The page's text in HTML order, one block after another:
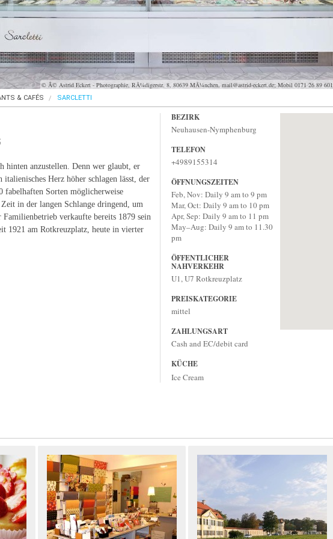
© Â© Astrid Eckert - Photographie, RÃ¼digerstr. 8, 80639 MÃ¼nchen, mail@astrid-eckert.de; Mobil 0171 26 89 601
& CAFÉS SARCLETTI
hinten anzustellen. Denn wer glaubt, er
italienisches Herz höher schlagen lässt, der
Sorten möglicherweise
in der langen Schlange dringend, um
Familienbetrieb verkaufte bereits 1879 sein
1921 am Rotkreuzplatz, heute in vierter
BEZIRK
Neuhausen-Nymphenburg
TELEFON
+4989155314
ÖFFNUNGSZEITEN
Feb, Nov: Daily 9 am to 9 pm
Mar, Oct: Daily 9 am to 10 pm
Apr, Sep: Daily 9 am to 11 pm
May–Aug: Daily 9 am to 11.30
pm
ÖFFENTLICHER
NAHVERKEHR
U1, U7 Rotkreuzplatz
PREISKATEGORIE
mittel
ZAHLUNGSART
Cash and EC/debit card
KÜCHE
Ice Cream